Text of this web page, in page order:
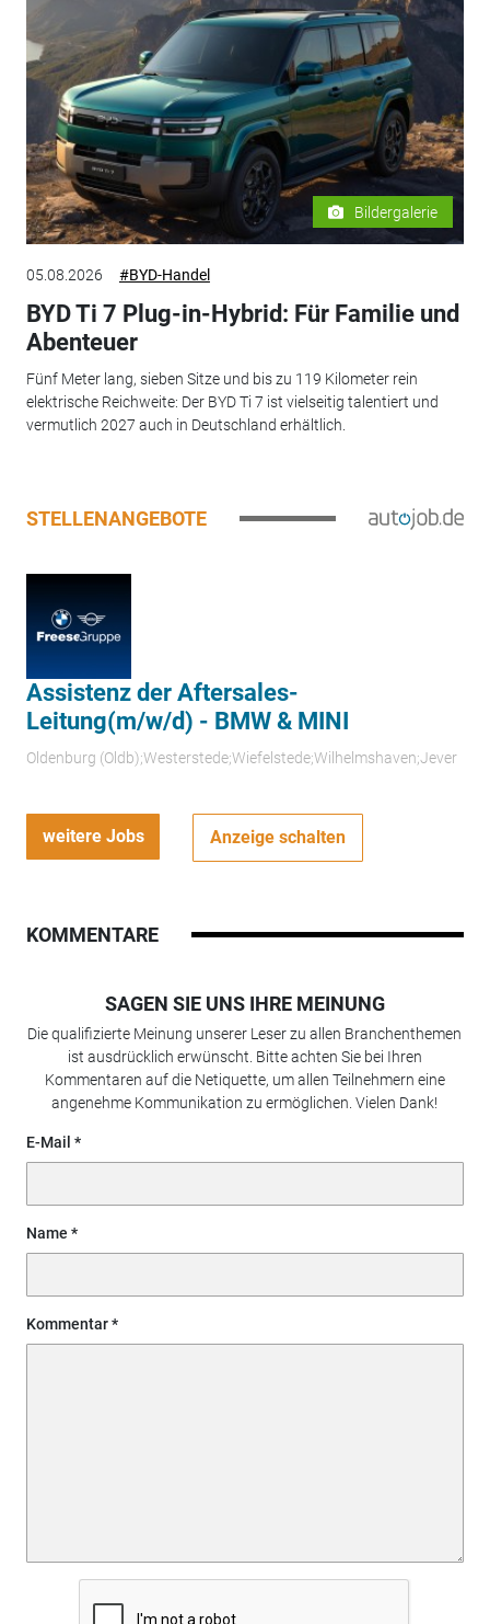
Bildergalerie
05.08.2026 #BYD-Handel
BYD Ti 7 Plug-in-Hybrid: Für Familie und
Abenteuer
Fünf Meter lang, sieben Sitze und bis zu 119 Kilometer rein
elektrische Reichweite: Der BYD Ti 7 ist vielseitig talentiert und
vermutlich 2027 auch in Deutschland erhältlich.
STELLENANGEBOTE
Assistenz der Aftersales-
Leitung(m/w/d) - BMW & MINI
Oldenburg (Oldb);Westerstede;Wiefelstede;Wilhelmshaven;Jever
weitere Jobs Anzeige schalten
KOMMENTARE
SAGEN SIE UNS IHRE MEINUNG
Die qualifizierte Meinung unserer Leser zu allen Branchenthemen
ist ausdrücklich erwünscht. Bitte achten Sie bei Ihren
Kommentaren auf die Netiquette, um allen Teilnehmern eine
angenehme Kommunikation zu ermöglichen. Vielen Dank!
E-Mail
Name
Kommentar